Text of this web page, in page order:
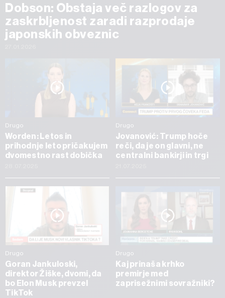
Dobson: Obstaja več razlogov za
zaskrbljenost zaradi razprodaje
japonskih obveznic
Drugo
Worden: Letos in
prihodnje leto pričakujem
dvomestno rast dobička
Drugo
Jovanović: Trump hoče
reči, da je on glavni, ne
centralni bankirji in trgi
Drugo
Goran Jankuloski,
direktor Žiške, dvomi, da
bo Elon Musk prevzel
TikTok
Drugo
Kaj prinaša krhko
premirje med
zaprisežnimi sovražniki?